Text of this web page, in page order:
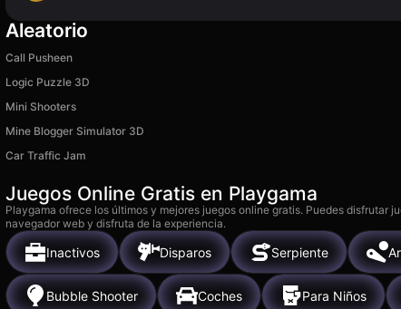
Aleatorio
Call Pusheen
Logic Puzzle 3D
Mini Shooters
Mine Blogger Simulator 3D
Car Traffic Jam
Juegos Online Gratis en Playgama
Playgama ofrece los últimos y mejores juegos online gratis. Puedes
navegador web y disfruta de la experiencia.
Inactivos Disparos Serpiente
Bubble Shooter Coches Para Niños